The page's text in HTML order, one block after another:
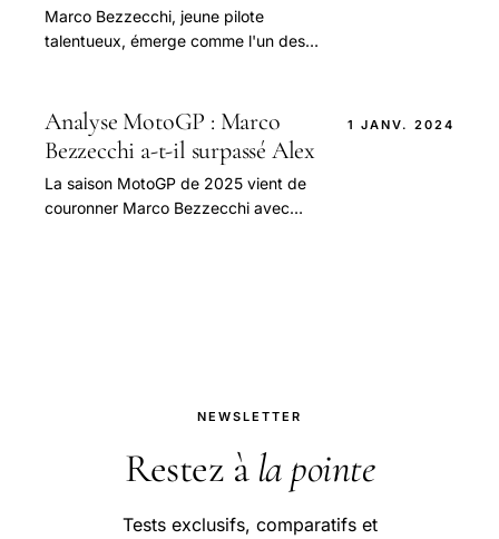
Marco Bezzecchi, jeune pilote
talentueux, émerge comme l'un des
impressionner.
Analyse MotoGP : Marco
Bezzecchi a-t-il surpassé Alex
La saison MotoGP de 2025 vient de
couronner Marco Bezzecchi avec
1 JANV. 2024
NEWSLETTER
Restez à la pointe
Tests exclusifs, comparatifs et